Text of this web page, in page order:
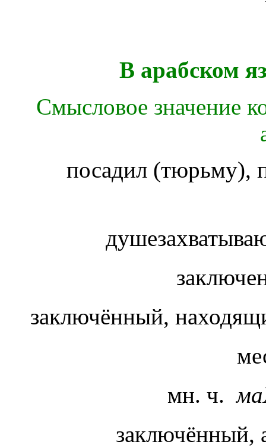
В арабском
Смысловое значение
посадил (тюрьму),
заключённый,
мн. ч.
заключённый,